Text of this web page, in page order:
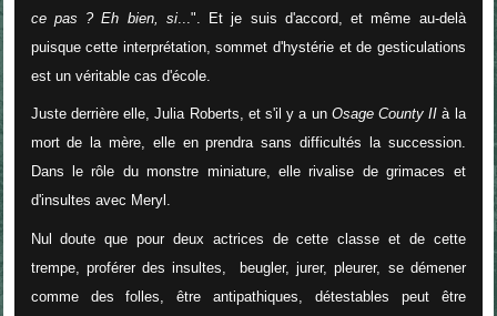
ce pas ? Eh bien, si...". Et je suis d'accord, et même au-delà
puisque cette interprétation, sommet d'hystérie et de gesticulations
est un véritable cas d'école.
Juste derrière elle, Julia Roberts, et s'il y a un Osage County II à la
mort de la mère, elle en prendra sans difficultés la succession.
Dans le rôle du monstre miniature, elle rivalise de grimaces et
d'insultes avec Meryl.
Nul doute que pour deux actrices de cette classe et de cette
trempe, proférer des insultes, beugler, jurer, pleurer, se démener
comme des folles, être antipathiques, détestables peut être